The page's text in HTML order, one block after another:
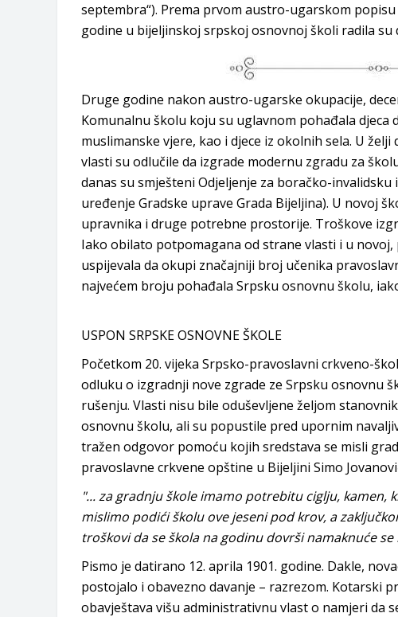
septembra“). Prema prvom austro-ugarskom
godine u bijeljinskoj srpskoj osnovnoj školi radila su
Druge godine nakon austro-ugarske okupacije,
Komunalnu školu koju su uglavnom pohađala djeca
muslimanske vjere, kao i djece iz okolnih sela. U
vlasti su odlučile da izgrade modernu zgradu za
danas su smješteni Odjeljenje za boračko-
uređenje Gradske uprave Grada Bijeljina). U novoj
upravnika i druge potrebne prostorije. Troškove
Iako obilato potpomagana od strane vlasti i u
uspijevala da okupi značajniji broj učenika
najvećem broju pohađala Srpsku osnovnu školu,
USPON SRPSKE OSNOVNE ŠKOLE
Početkom 20. vijeka Srpsko-pravoslavni crkveno-
odluku o izgradnji nove zgrade ze Srpsku osnovnu
rušenju. Vlasti nisu bile oduševljene željom
osnovnu školu, ali su popustile pred upornim
tražen odgovor pomoću kojih sredstava se misli
pravoslavne crkvene opštine u Bijeljini Simo
"... za gradnju škole imamo potrebitu ciglju, kamen,
mislimo podići školu ove jeseni pod krov, a
troškovi da se škola na godinu dovrši namaknuće
Pismo je datirano 12. aprila 1901. godine. Dakle,
postojalo i obavezno davanje – razrezom. Kotarski
obavještava višu administrativnu vlast o namjeri da